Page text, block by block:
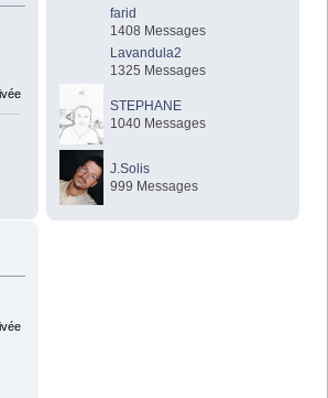
farid
1408 Messages
Lavandula2
1325 Messages
STEPHANE
1040 Messages
J.Solis
999 Messages